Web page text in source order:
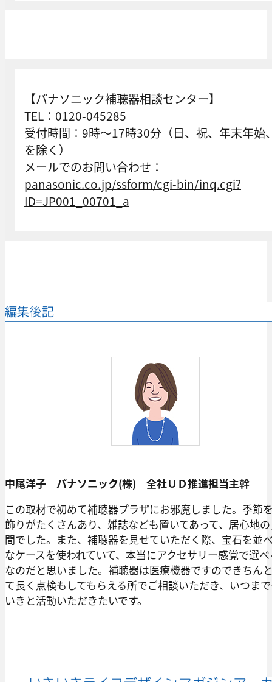
【パナソニック補聴器相談センター】
TEL：0120-045285
受付時間：9時～17時30分（日、祝、年末年始
を除く）
メールでのお問い合わせ：
panasonic.co.jp/ssform/cgi-bin/inq.cgi?
ID=JP001_00701_a
中尾洋子 パナソニック(株) 全社ＵＤ推進担当主幹
この取材で初めて補聴器プラザにお邪魔しました。季節
飾りがたくさんあり、雑誌なども置いてあって、居心地
間でした。また、補聴器を見せていただく際、宝石を並
なケースを使われていて、本当にアクセサリー感覚で選
なのだと思いました。補聴器は医療機器ですのできちん
て長く点検もしてもらえる所でご相談いただき、いつま
いきと活動いただきたいです。